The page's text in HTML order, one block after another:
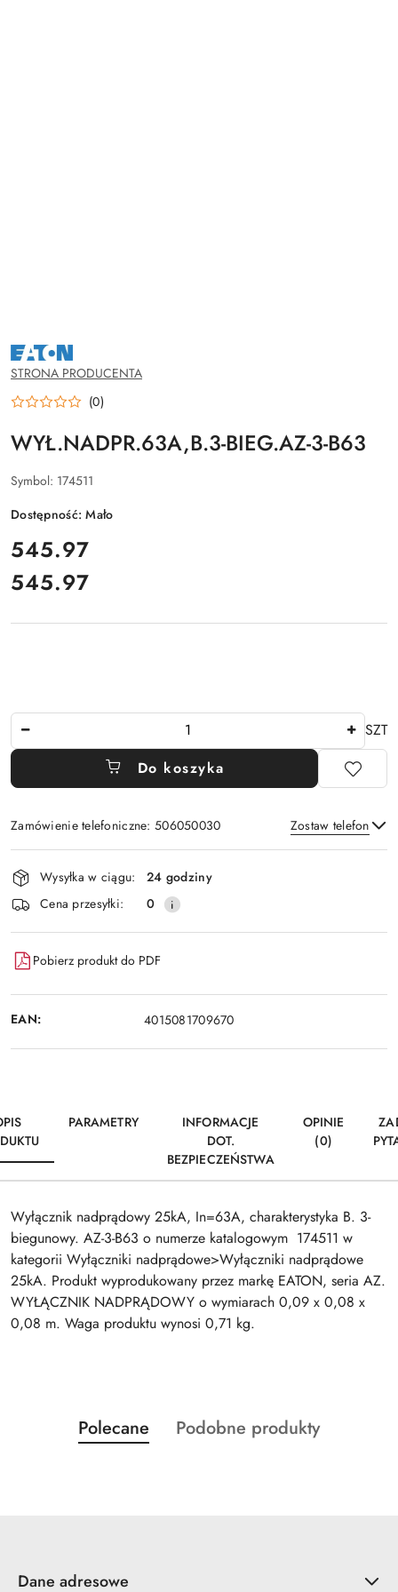
NAZWA
PRODUCENTA:
EATON
STRONA PRODUCENTA
(0)
WYŁ.NADPR.63A,B.3-BIEG.AZ-3-B63
Symbol: 174511
Dostępność:Mało
cena:
545.97
Cena:
545.97
SZT
Do koszyka
Zamówienie telefoniczne: 506050030 Zostaw telefon
Wyślij
Dostępność
i
dostawa
Wysyłka w ciągu:
24 godziny
Cena przesyłki:
0
Pobierz produkt do PDF
EAN: 4015081709670
PARAMETRY
INFORMACJE
DOT.
BEZPIECZEŃSTWA
OPINIE
(0)
Wyłącznik nadprądowy 25kA, In=63A, charakterystyka B. 3-
biegunowy. AZ-3-B63 o numerze katalogowym 174511 w
kategorii Wyłączniki nadprądowe>Wyłączniki nadprądowe
25kA. Produkt wyprodukowany przez markę EATON, seria AZ.
WYŁĄCZNIK NADPRĄDOWY o wymiarach 0,09 x 0,08 x
0,08 m. Waga produktu wynosi 0,71 kg.
Pomiń karuzelę produktów
Produkty
o
Polecane
Produkty
Podobne produkty
Dane adresowe